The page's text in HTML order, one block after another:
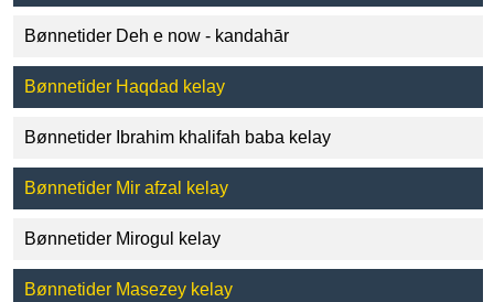
Bønnetider Deh e now - kandahār
Bønnetider Haqdad kelay
Bønnetider Ibrahim khalifah baba kelay
Bønnetider Mir afzal kelay
Bønnetider Mirogul kelay
Bønnetider Masezey kelay